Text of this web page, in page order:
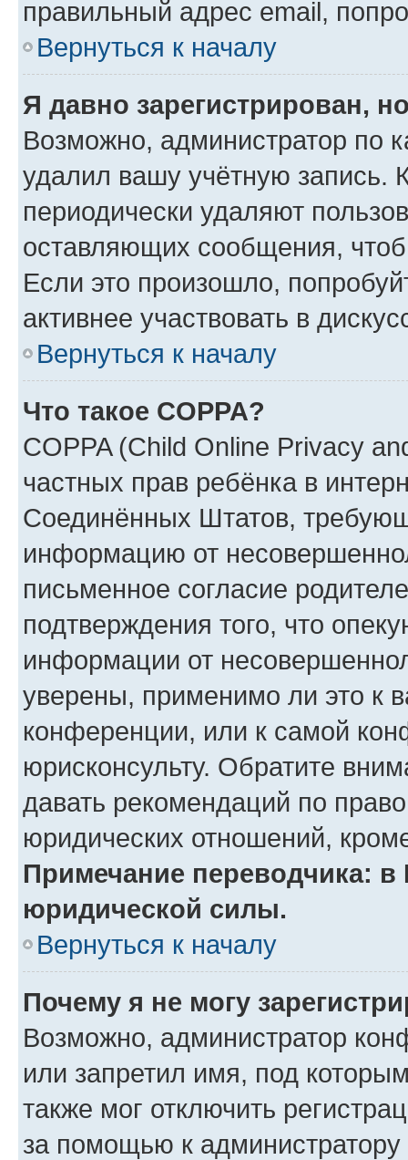
правильный адрес email,
Вернуться к началу
Я давно зарегистрирован,
Возможно, администратор по
удалил вашу учётную запись.
периодически удаляют
оставляющих сообщения,
Если это произошло,
активнее участвовать в
Вернуться к началу
Что такое COPPA?
COPPA (Child Online Privacy
частных прав ребёнка в
Соединённых Штатов,
информацию от
письменное согласие
подтверждения того, что
информации от
уверены, применимо ли это к
конференции, или к самой
юрисконсульту. Обратите
давать рекомендаций по
юридических отношений,
Примечание переводчика:
юридической силы.
Вернуться к началу
Почему я не могу
Возможно, администратор
или запретил имя, под
также мог отключить
за помощью к